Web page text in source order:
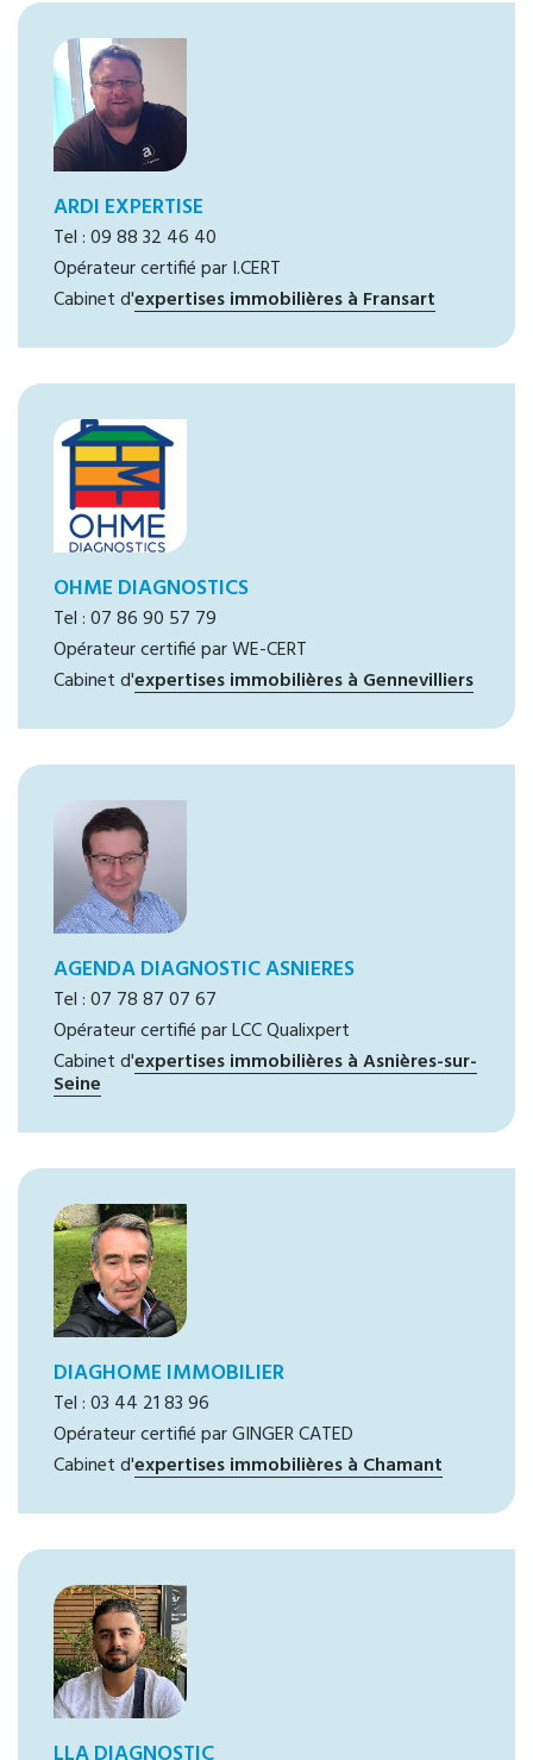
ARDI EXPERTISE
Tel : 09 88 32 46 40
Opérateur certifié par I.CERT
Cabinet d'expertises immobilières à Fransart
OHME DIAGNOSTICS
Tel : 07 86 90 57 79
Opérateur certifié par WE-CERT
Cabinet d'expertises immobilières à Gennevilliers
AGENDA DIAGNOSTIC ASNIERES
Tel : 07 78 87 07 67
Opérateur certifié par LCC Qualixpert
Cabinet d'expertises immobilières à Asnières-sur-
Seine
DIAGHOME IMMOBILIER
Tel : 03 44 21 83 96
Opérateur certifié par GINGER CATED
Cabinet d'expertises immobilières à Chamant